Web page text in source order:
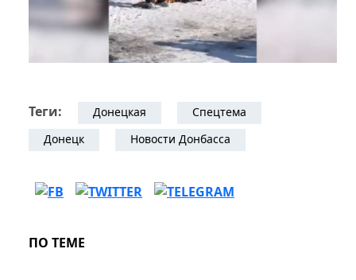
Теги: Донецкая
Спецтема
Донецк
Новости Донбасса
ПО ТЕМЕ